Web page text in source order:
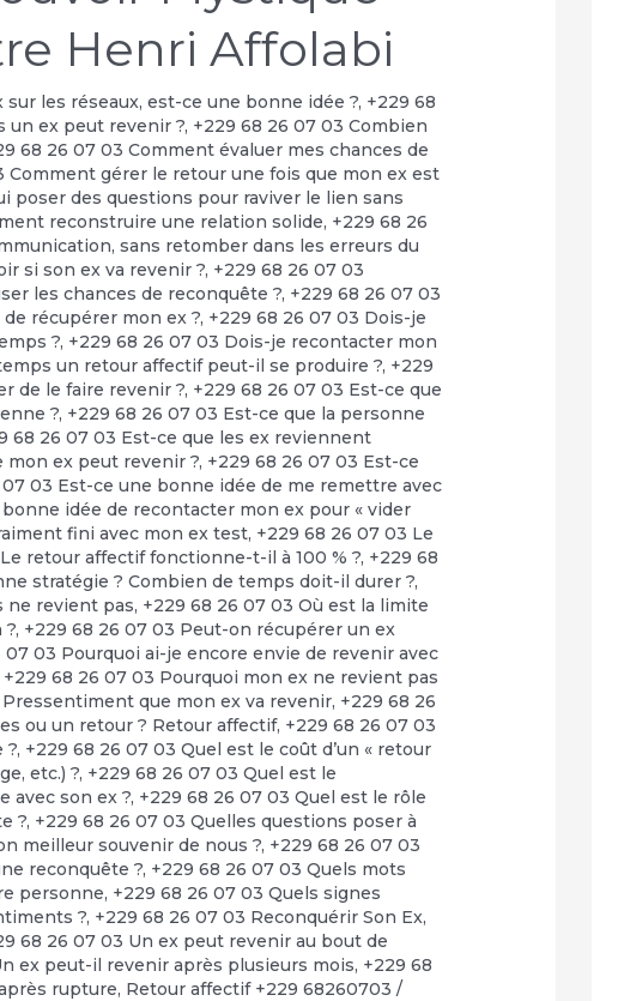
Henri Affolabi
sur les réseaux, est-ce une bonne idée ?, +229 68
un ex peut revenir ?, +229 68 26 07 03 Combien
68 26 07 03 Comment évaluer mes chances de
Comment gérer le retour une fois que mon ex est
poser des questions pour raviver le lien sans
reconstruire une relation solide, +229 68 26
sans retomber dans les erreurs du
si son ex va revenir ?, +229 68 26 07 03
les chances de reconquête ?, +229 68 26 07 03
récupérer mon ex ?, +229 68 26 07 03 Dois-je
?, +229 68 26 07 03 Dois-je recontacter mon
un retour affectif peut-il se produire ?, +229
de le faire revenir ?, +229 68 26 07 03 Est-ce que
?, +229 68 26 07 03 Est-ce que la personne
68 26 07 03 Est-ce que les ex reviennent
mon ex peut revenir ?, +229 68 26 07 03 Est-ce
07 03 Est-ce une bonne idée de me remettre avec
idée de recontacter mon ex pour « vider
fini avec mon ex test, +229 68 26 07 03 Le
retour affectif fonctionne-t-il à 100 % ?, +229 68
stratégie ? Combien de temps doit-il durer ?,
ne revient pas, +229 68 26 07 03 Où est la limite
?, +229 68 26 07 03 Peut-on récupérer un ex
07 03 Pourquoi ai-je encore envie de revenir avec
+229 68 26 07 03 Pourquoi mon ex ne revient pas
que mon ex va revenir, +229 68 26
ou un retour ? Retour affectif, +229 68 26 07 03
?, +229 68 26 07 03 Quel est le coût d’un « retour
etc.) ?, +229 68 26 07 03 Quel est le
avec son ex ?, +229 68 26 07 03 Quel est le rôle
?, +229 68 26 07 03 Quelles questions poser à
meilleur souvenir de nous ?, +229 68 26 07 03
reconquête ?, +229 68 26 07 03 Quels mots
personne, +229 68 26 07 03 Quels signes
?, +229 68 26 07 03 Reconquérir Son Ex,
68 26 07 03 Un ex peut revenir au bout de
ex peut-il revenir après plusieurs mois, +229 68
rupture, Retour affectif +229 68260703 /